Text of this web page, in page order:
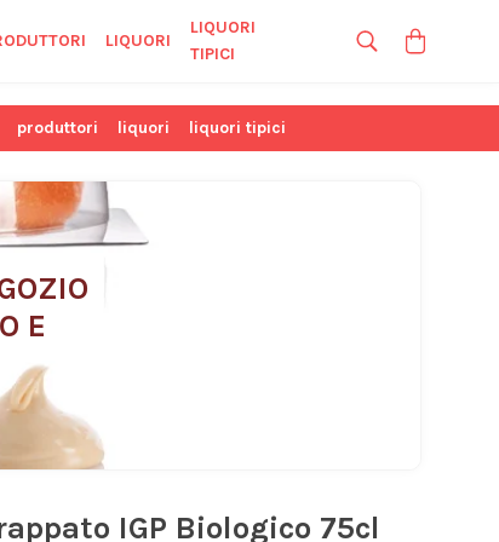
LIQUORI
LIQUORI
TIPICI
produttori liquori liquori tipici
E
IGP Biologico 75cl